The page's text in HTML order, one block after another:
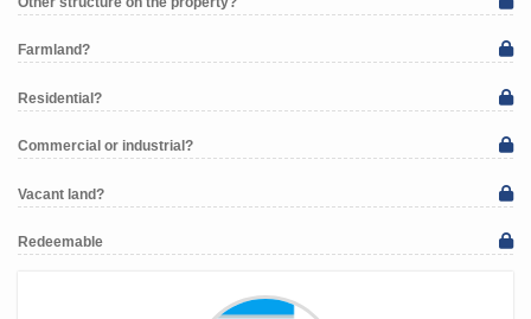
Farmland?
Residential?
Commercial or industrial?
Vacant land?
Redeemable